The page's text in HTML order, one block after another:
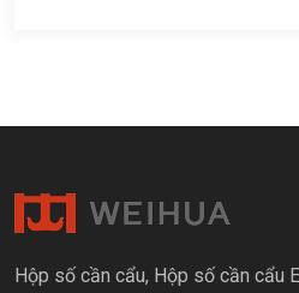
Hộp số cần cẩu, Hộp số cần cẩu